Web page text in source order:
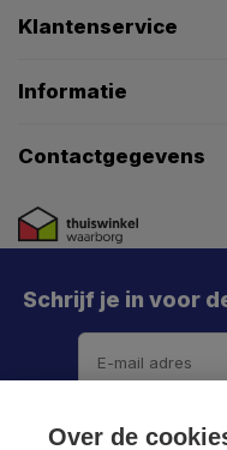
Klantenservice
Informatie
Contactgegevens
Schrijf je in voor
Over de